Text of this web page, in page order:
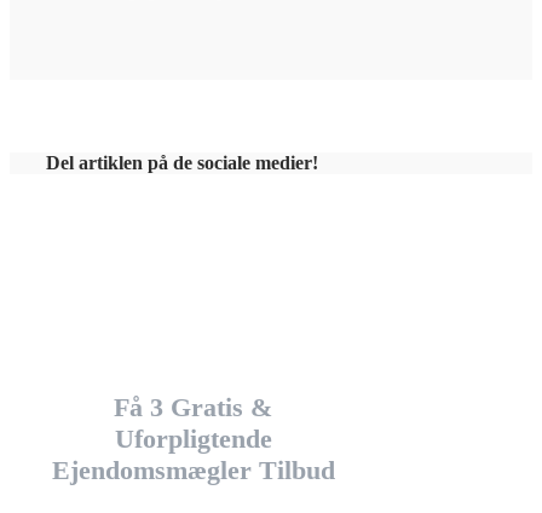
Del artiklen på de sociale medier!
Få 3 Gratis &
Uforpligtende
Ejendomsmægler Tilbud